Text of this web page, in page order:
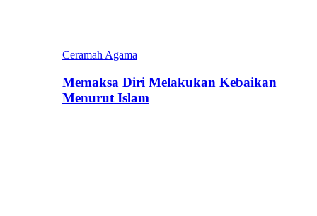
Ceramah Agama
Memaksa Diri Melakukan Kebaikan
Menurut Islam